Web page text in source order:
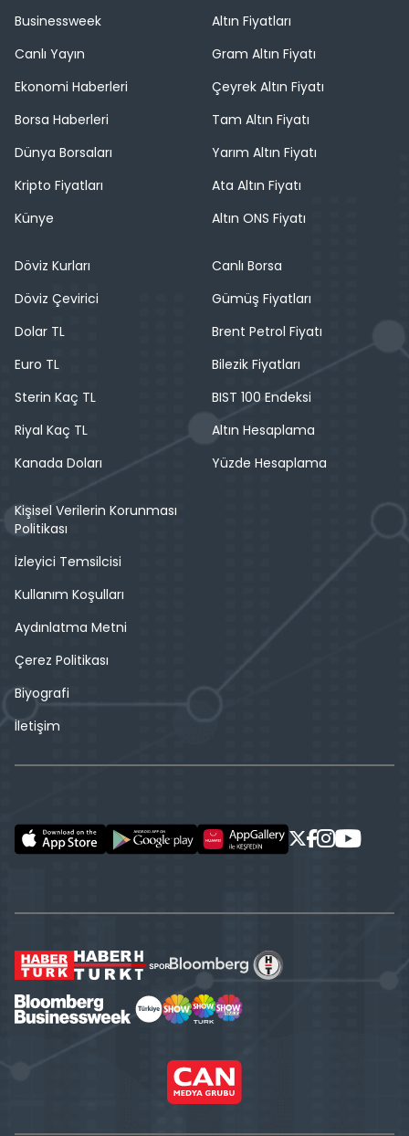
Businessweek
Canlı Yayın
Ekonomi Haberleri
Borsa Haberleri
Dünya Borsaları
Kripto Fiyatları
Künye
Altın Fiyatları
Gram Altın Fiyatı
Çeyrek Altın Fiyatı
Tam Altın Fiyatı
Yarım Altın Fiyatı
Ata Altın Fiyatı
Altın ONS Fiyatı
Döviz Kurları
Döviz Çevirici
Dolar TL
Euro TL
Sterin Kaç TL
Riyal Kaç TL
Kanada Doları
Canlı Borsa
Gümüş Fiyatları
Brent Petrol Fiyatı
Bilezik Fiyatları
BIST 100 Endeksi
Altın Hesaplama
Yüzde Hesaplama
Kişisel Verilerin Korunması
Politikası
İzleyici Temsilcisi
Kullanım Koşulları
Aydınlatma Metni
Çerez Politikası
Biyografi
İletişim